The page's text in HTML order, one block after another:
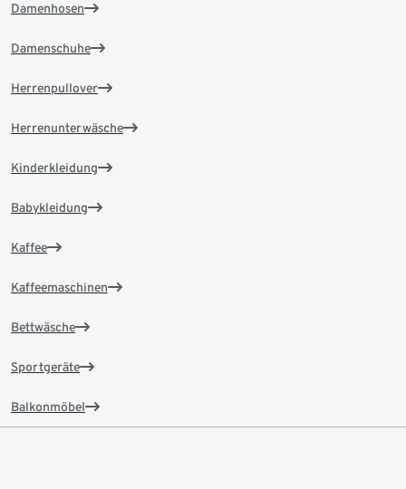
Damenhosen
Damenschuhe
Herrenpullover
Herrenunterwäsche
Kinderkleidung
Babykleidung
Kaffee
Kaffeemaschinen
Bettwäsche
Sportgeräte
Balkonmöbel